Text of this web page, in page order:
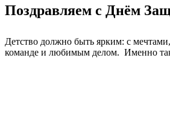
Поздравляем с Днём
Детство должно быть ярким: с
команде и любимым делом. Именно